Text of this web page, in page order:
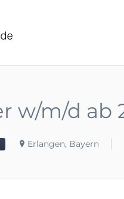
w/m/d ab
Erlangen, Bayern